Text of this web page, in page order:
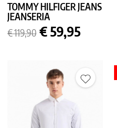
TOMMY HILFIGER JEANS
JEANSERIA
Prezzo
base
€ 119,90 Prezzo
€ 59,95